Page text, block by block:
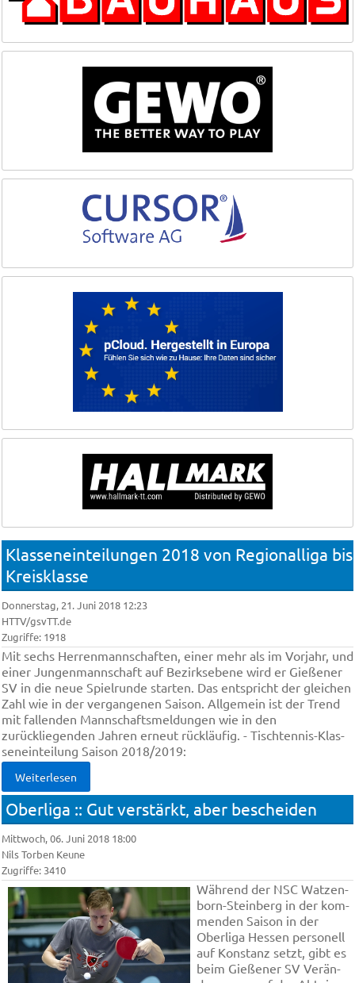
Klasseneinteilungen 2018 von Regionalliga bis
Kreisklasse
Donnerstag, 21. Juni 2018 12:23
HTTV/gsvTT.de
Zugriffe: 1918
Mit sechs Herrenmannschaften, einer mehr als im Vorjahr, und
einer Jungenmannschaft auf Bezirksebene wird er Gießener
SV in die neue Spielrunde starten. Das entspricht der gleichen
Zahl wie in der vergangenen Saison. Allgemein ist der Trend
mit fallenden Mannschaftsmeldungen wie in den
zurückliegenden Jahren erneut rückläufig. - Tisch­ten­nis-Klas­
sen­ein­tei­lung Sai­son 2018/2019:
Weiterlesen
Oberliga :: Gut ver­stärkt, aber be­schei­den
Mittwoch, 06. Juni 2018 18:00
Nils Torben Keune
Zugriffe: 3410
Wäh­rend der NSC Wat­zen­
born-Stein­berg in der kom­
men­den Sai­son in der
Ober­li­ga Hes­sen per­so­nell
auf Kons­tanz setzt, gibt es
beim Gie­ße­ner SV Ver­än­